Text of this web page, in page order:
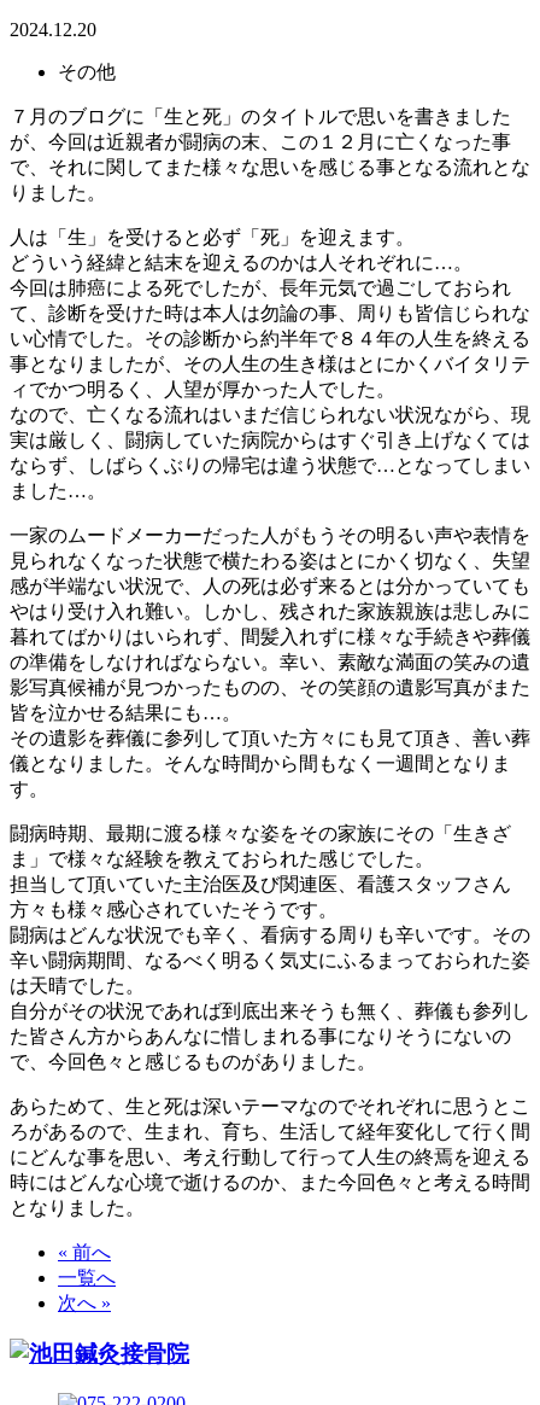
2024.12.20
その他
７月のブログに「生と死」のタイトルで思いを書きました
が、今回は近親者が闘病の末、この１２月に亡くなった事
で、それに関してまた様々な思いを感じる事となる流れとな
りました。
人は「生」を受けると必ず「死」を迎えます。
どういう経緯と結末を迎えるのかは人それぞれに…。
今回は肺癌による死でしたが、長年元気で過ごしておられ
て、診断を受けた時は本人は勿論の事、周りも皆信じられな
い心情でした。その診断から約半年で８４年の人生を終える
事となりましたが、その人生の生き様はとにかくバイタリテ
ィでかつ明るく、人望が厚かった人でした。
なので、亡くなる流れはいまだ信じられない状況ながら、現
実は厳しく、闘病していた病院からはすぐ引き上げなくては
ならず、しばらくぶりの帰宅は違う状態で…となってしまい
ました…。
一家のムードメーカーだった人がもうその明るい声や表情を
見られなくなった状態で横たわる姿はとにかく切なく、失望
感が半端ない状況で、人の死は必ず来るとは分かっていても
やはり受け入れ難い。しかし、残された家族親族は悲しみに
暮れてばかりはいられず、間髪入れずに様々な手続きや葬儀
の準備をしなければならない。幸い、素敵な満面の笑みの遺
影写真候補が見つかったものの、その笑顔の遺影写真がまた
皆を泣かせる結果にも…。
その遺影を葬儀に参列して頂いた方々にも見て頂き、善い葬
儀となりました。そんな時間から間もなく一週間となりま
す。
闘病時期、最期に渡る様々な姿をその家族にその「生きざ
ま」で様々な経験を教えておられた感じでした。
担当して頂いていた主治医及び関連医、看護スタッフさん
方々も様々感心されていたそうです。
闘病はどんな状況でも辛く、看病する周りも辛いです。その
辛い闘病期間、なるべく明るく気丈にふるまっておられた姿
は天晴でした。
自分がその状況であれば到底出来そうも無く、葬儀も参列し
た皆さん方からあんなに惜しまれる事になりそうにないの
で、今回色々と感じるものがありました。
あらためて、生と死は深いテーマなのでそれぞれに思うとこ
ろがあるので、生まれ、育ち、生活して経年変化して行く間
にどんな事を思い、考え行動して行って人生の終焉を迎える
時にはどんな心境で逝けるのか、また今回色々と考える時間
となりました。
« 前へ
一覧へ
次へ »